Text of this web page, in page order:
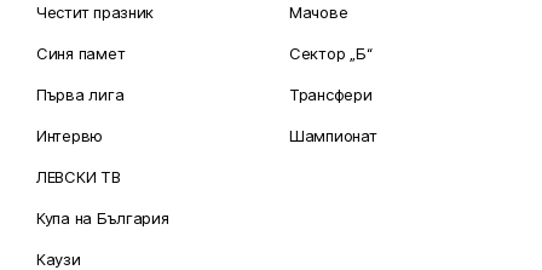
Честит празник
Синя памет
Първа лига
Интервю
ЛЕВСКИ ТВ
Купа на България
Каузи
Мачове
Сектор „Б“
Трансфери
Шампионат